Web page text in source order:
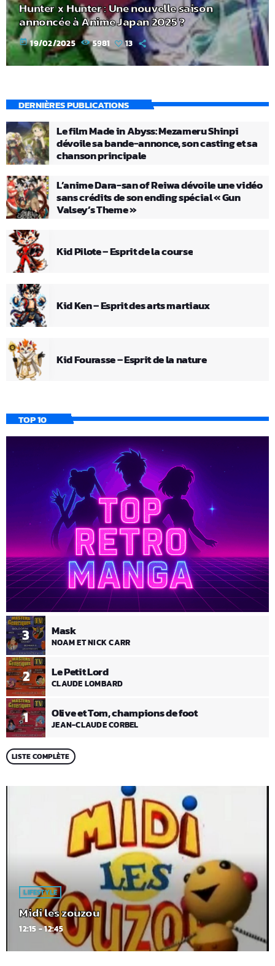
Hunter x Hunter : Une nouvelle saison
annoncée à Anime Japan 2025 ?
today 19/02/2025 5981 13
DERNIÈRES PUBLICATIONS
Le film Made in Abyss: Mezameru Shinpi
dévoile sa bande-annonce, son casting et sa
chanson principale
L’anime Dara-san of Reiwa dévoile une vidéo
sans crédits de son ending spécial « Gun
Valsey’s Theme »
Kid Pilote – Esprit de la course
Kid Ken – Esprit des arts martiaux
Kid Fourasse – Esprit de la nature
TOP 10
1 Olive et Tom, champions de foot
JEAN-CLAUDE CORBEL
2 Le Petit Lord
CLAUDE LOMBARD
3 Mask
NOAM ET NICK CARR
LISTE COMPLÈTE
LIFESTYLE
Midi les zouzou
12:15 - 12:45